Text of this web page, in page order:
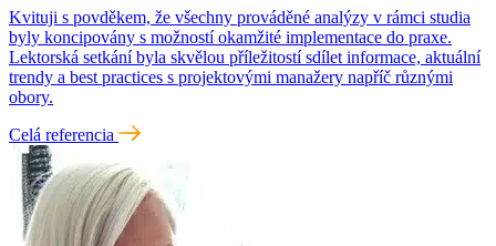
Kvituji s povděkem, že všechny prováděné analýzy v rámci studia
byly koncipovány s možností okamžité implementace do praxe.
Lektorská setkání byla skvělou příležitostí sdílet informace, aktuální
trendy a best practices s projektovými manažery napříč různými
obory.
Celá referencia